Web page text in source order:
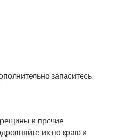
запаситесь
и прочие
их по краю и